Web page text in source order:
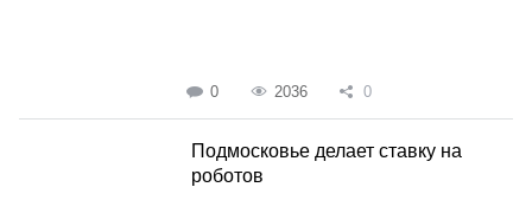
0 2036 0
Подмосковье делает ставку на
роботов